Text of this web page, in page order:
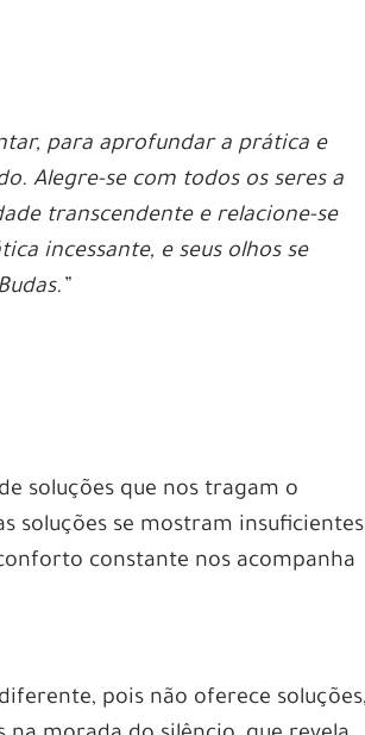
para aprofundar a prática e
Alegre-se com todos os seres a
transcendente e relacione-se
incessante, e seus olhos se
soluções que nos tragam o
soluções se mostram
constante nos acompanha
pois não oferece